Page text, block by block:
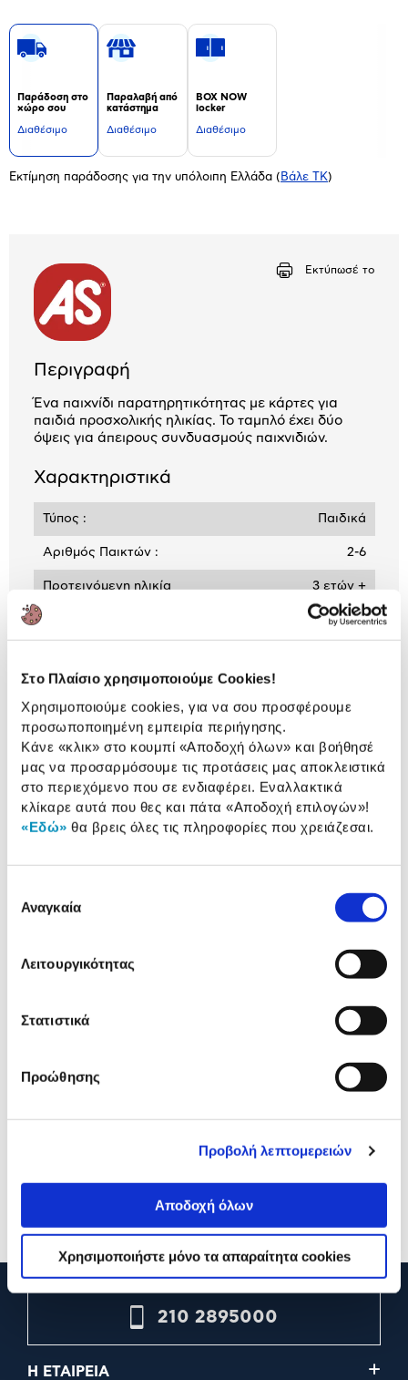
Στο Πλαίσιο χρησιμοποιούμε Cookies!
Χρησιμοποιούμε cookies, για να σου προσφέρουμε
προσωποποιημένη εμπειρία περιήγησης.
Κάνε «κλικ» στο κουμπί «Αποδοχή όλων» και βοήθησέ
μας να προσαρμόσουμε τις προτάσεις μας αποκλειστικά
στο περιεχόμενο που σε ενδιαφέρει. Εναλλακτικά
κλίκαρε αυτά που θες και πάτα «Αποδοχή επιλογών»!
«Εδώ» θα βρεις όλες τις πληροφορίες που χρειάζεσαι.
συγκατάθεσης
Αναγκαία
Λειτουργικότητας
Στατιστικά
Προώθησης
Προβολή λεπτομερειών
Αποδοχή όλων
Χρησιμοποιήστε μόνο τα απαραίτητα cookies
Παράδοση στο
χώρο σου
Διαθέσιμο
Παραλαβή από
κατάστημα
Διαθέσιμο
BOX NOW
locker
Διαθέσιμο
Εκτίμηση παράδοσης για την υπόλοιπη Ελλάδα ( Βάλε ΤΚ)
Εκτύπωσέ το
Περιγραφή
Ένα παιχνίδι παρατηρητικότητας με κάρτες για
παιδιά προσχολικής ηλικίας. Το ταμπλό έχει δύο
όψεις για άπειρους συνδυασμούς παιχνιδιών.
Χαρακτηριστικά
Τύπος : Παιδικά
Αριθμός Παικτών : 2-6
Προτεινόμενη ηλικία 3 ετών +
παρουσίαση
Αναλυτική παρουσίαση
Προδιαγραφές
προϊόντος
Χαρακτηριστικά
Αξιολογήσεις
Αξιολογήσεις
Δες τι κλίκαραν όσοι είδαν το ίδιο
4,99€
210 2895000
Η ΕΤΑΙΡΕΙΑ